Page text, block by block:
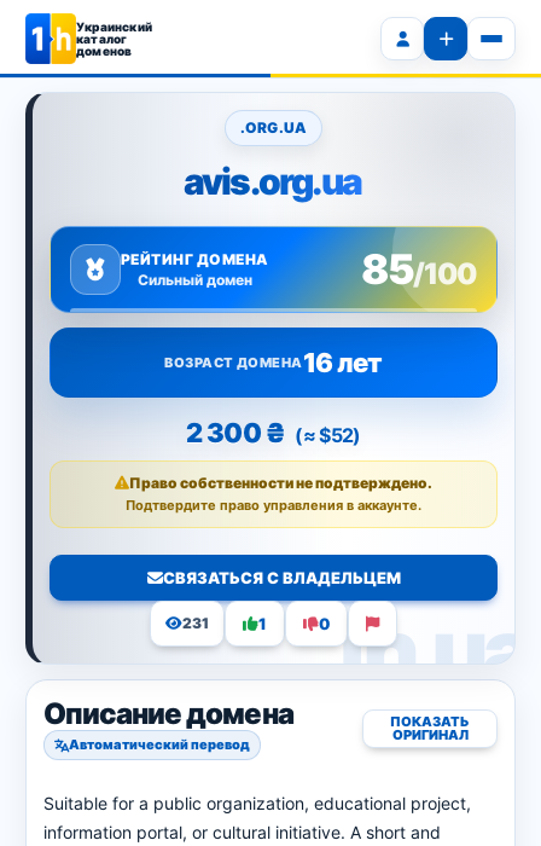
Украинский
каталог
доменов
.ORG.UA
avis.org.ua
РЕЙТИНГ ДОМЕНА
Сильный домен
85/100
ВОЗРАСТ ДОМЕНА 16 лет
2 300 ₴ (≈ $52)
Право собственности не подтверждено.
Подтвердите право управления в аккаунте.
СВЯЗАТЬСЯ С ВЛАДЕЛЬЦЕМ
231 1 0
Описание домена
Автоматический перевод
ПОКАЗАТЬ
ОРИГИНАЛ
Suitable for a public organization, educational project,
information portal, or cultural initiative. A short and